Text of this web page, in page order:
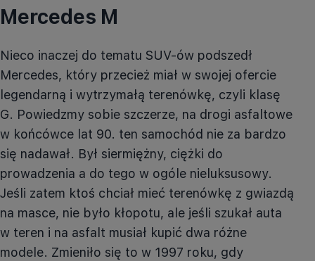
Mercedes M
Nieco inaczej do tematu SUV-ów podszedł
Mercedes, który przecież miał w swojej ofercie
legendarną i wytrzymałą terenówkę, czyli klasę
G. Powiedzmy sobie szczerze, na drogi asfaltowe
w końcówce lat 90. ten samochód nie za bardzo
się nadawał. Był siermiężny, ciężki do
prowadzenia a do tego w ogóle nieluksusowy.
Jeśli zatem ktoś chciał mieć terenówkę z gwiazdą
na masce, nie było kłopotu, ale jeśli szukał auta
w teren i na asfalt musiał kupić dwa różne
modele. Zmieniło się to w 1997 roku, gdy